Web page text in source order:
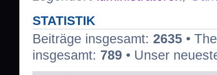
STATISTIK
Beiträge insgesamt: 2635 •
insgesamt: 789 • Unser